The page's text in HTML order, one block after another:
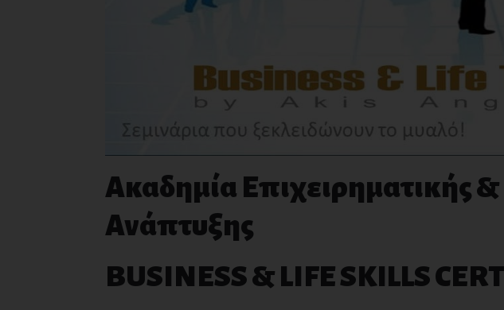
Ακαδημία Επιχειρηματικής
Ανάπτυξης
BUSINESS& LIFESKILLS